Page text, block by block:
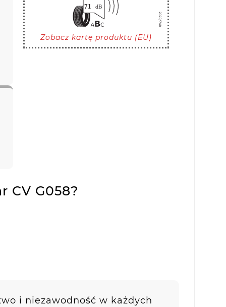
Zobacz kartę produktu (EU)
CV G058?
i niezawodność w każdych